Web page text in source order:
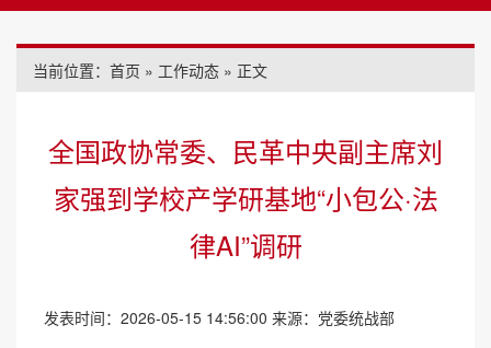
当前位置： 首页 » 工作动态 » 正文
全国政协常委、民革中央副主席刘
家强到学校产学研基地“小包公·法
律AI”调研
发表时间：2026-05-15 14:56:00 来源：党委统战部